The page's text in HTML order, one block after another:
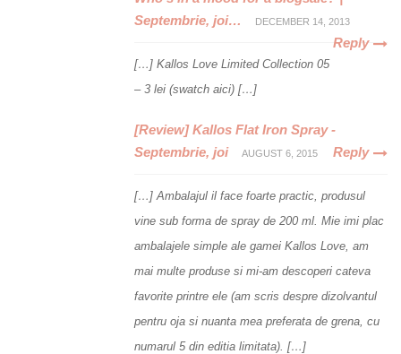
Septembrie, joi…
DECEMBER 14, 2013
Reply
[…] Kallos Love Limited Collection 05
– 3 lei (swatch aici) […]
[Review] Kallos Flat Iron Spray -
Septembrie, joi
AUGUST 6, 2015 Reply
[…] Ambalajul il face foarte practic, produsul
vine sub forma de spray de 200 ml. Mie imi plac
ambalajele simple ale gamei Kallos Love, am
mai multe produse si mi-am descoperi cateva
favorite printre ele (am scris despre dizolvantul
pentru oja si nuanta mea preferata de grena, cu
numarul 5 din editia limitata). […]